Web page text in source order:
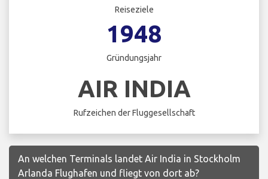
Reiseziele
1948
Gründungsjahr
AIR INDIA
Rufzeichen der Fluggesellschaft
An welchen Terminals landet Air India in Stockholm
Arlanda Flughafen und fliegt von dort ab?